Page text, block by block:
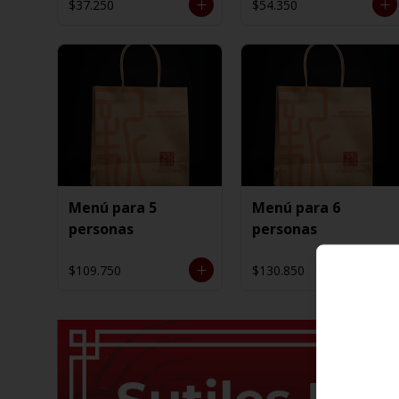
$37.250 $54.350
Menú para 5
personas
$109.750
Menú para 6
personas
$130.850